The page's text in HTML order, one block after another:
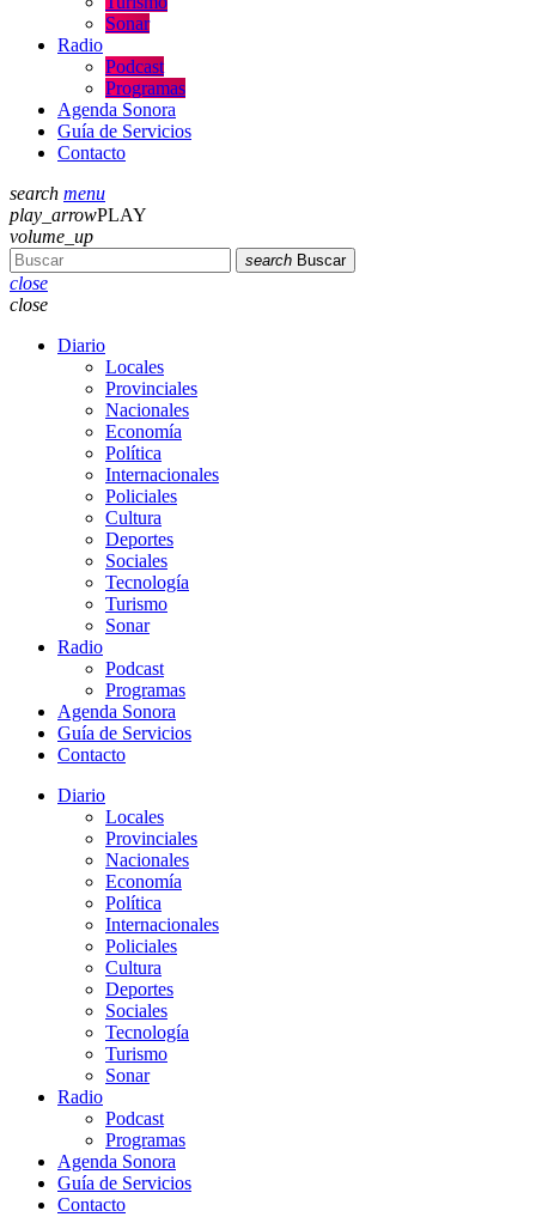
Sonar
Radio
Podcast
Programas
Agenda Sonora
Guía de Servicios
Contacto
search menu
play_arrowPLAY
volume_up
search Buscar
close
close
Diario
Locales
Provinciales
Nacionales
Economía
Política
Internacionales
Policiales
Cultura
Deportes
Sociales
Tecnología
Turismo
Sonar
Radio
Podcast
Programas
Agenda Sonora
Guía de Servicios
Contacto
Diario
Locales
Provinciales
Nacionales
Economía
Política
Internacionales
Policiales
Cultura
Deportes
Sociales
Tecnología
Turismo
Sonar
Radio
Podcast
Programas
Agenda Sonora
Guía de Servicios
Contacto